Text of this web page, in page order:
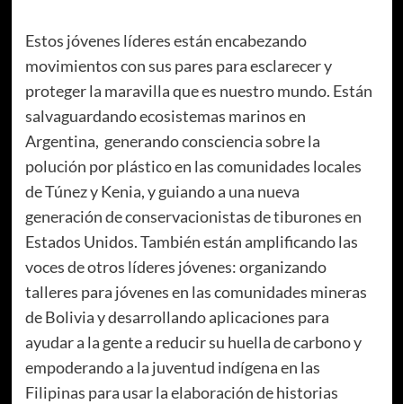
Estos jóvenes líderes están encabezando
movimientos con sus pares para esclarecer y
proteger la maravilla que es nuestro mundo. Están
salvaguardando ecosistemas marinos en
Argentina, generando consciencia sobre la
polución por plástico en las comunidades locales
de Túnez y Kenia, y guiando a una nueva
generación de conservacionistas de tiburones en
Estados Unidos. También están amplificando las
voces de otros líderes jóvenes: organizando
talleres para jóvenes en las comunidades mineras
de Bolivia y desarrollando aplicaciones para
ayudar a la gente a reducir su huella de carbono y
empoderando a la juventud indígena en las
Filipinas para usar la elaboración de historias